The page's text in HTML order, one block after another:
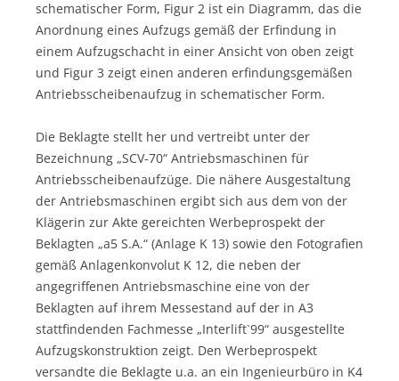
schematischer Form, Figur 2 ist ein Diagramm, das die
Anordnung eines Aufzugs gemäß der Erfindung in
einem Aufzugschacht in einer Ansicht von oben zeigt
und Figur 3 zeigt einen anderen erfindungsgemäßen
Antriebsscheibenaufzug in schematischer Form.
Die Beklagte stellt her und vertreibt unter der
Bezeichnung „SCV-70“ Antriebsmaschinen für
Antriebsscheibenaufzüge. Die nähere Ausgestaltung
der Antriebsmaschinen ergibt sich aus dem von der
Klägerin zur Akte gereichten Werbeprospekt der
Beklagten „a5 S.A.“ (Anlage K 13) sowie den Fotografien
gemäß Anlagenkonvolut K 12, die neben der
angegriffenen Antriebsmaschine eine von der
Beklagten auf ihrem Messestand auf der in A3
stattfindenden Fachmesse „Interlift`99“ ausgestellte
Aufzugskonstruktion zeigt. Den Werbeprospekt
versandte die Beklagte u.a. an ein Ingenieurbüro in K4